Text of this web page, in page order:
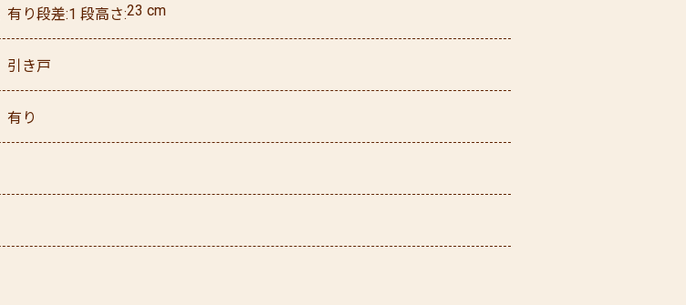
有り段差 1 段高さ 23 cm
引き戸
有り